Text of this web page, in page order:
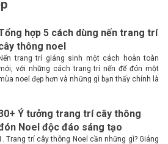
hợp 5 cách dùng nến trang trí
thông noel
trang trí giáng sinh một cách hoàn toàn
với những cách trang trí nến để đón một
noel đẹp hơn và những gì bạn thấy chính là
Ý tưởng trang trí cây thông
Noel độc đáo sáng tạo
Trang trí cây thông Noel cần những gì? Giáng